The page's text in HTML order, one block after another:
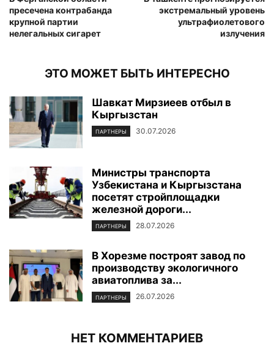
пресечена контрабанда
крупной партии
нелегальных сигарет
экстремальный уровень
ультрафиолетового
излучения
ЭТО МОЖЕТ БЫТЬ ИНТЕРЕСНО
Шавкат Мирзиеев отбыл в
Кыргызстан
ПАРТНЕРЫ 30.07.2026
Министры транспорта
Узбекистана и Кыргызстана
посетят стройплощадки
железной дороги...
ПАРТНЕРЫ 28.07.2026
В Хорезме построят завод по
производству экологичного
авиатоплива за...
ПАРТНЕРЫ 26.07.2026
НЕТ КОММЕНТАРИЕВ